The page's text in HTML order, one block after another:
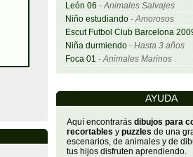
León 06 -Animales Salvajes
Niño estudiando-Amorosos
Escut Futbol Club Barcelona
Niña durmiendo- Hasta 3 años
Foca 01 -Animales Marinos
AYUDA
Aquí encontrarás dibujos para
recortables y puzzles de una
escenarios, de animales y de
tus hijos disfruten aprendiendo.